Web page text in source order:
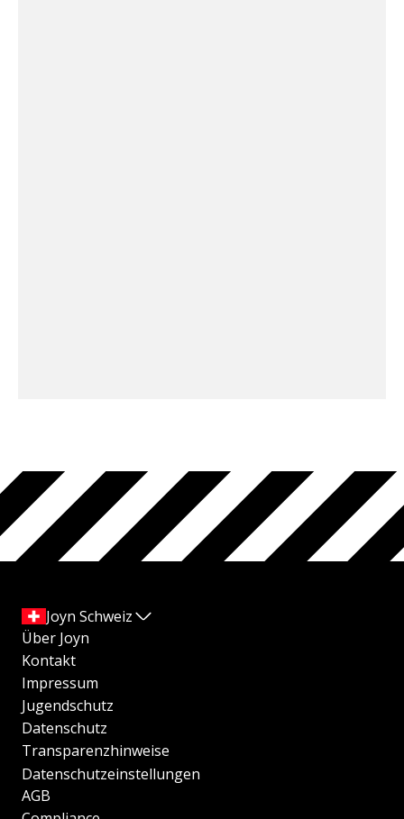
Joyn Schweiz
Über Joyn
Kontakt
Impressum
Jugendschutz
Datenschutz
Transparenzhinweise
Datenschutzeinstellungen
AGB